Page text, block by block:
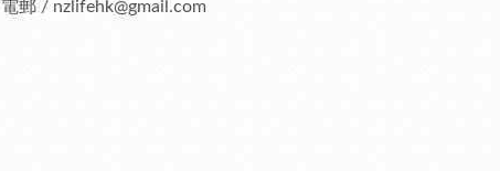
電郵 / nzlifehk@gmail.com